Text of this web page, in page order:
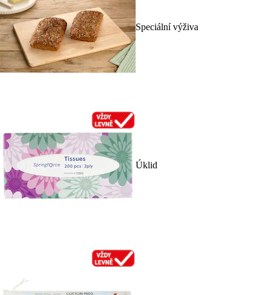
Speciální výživa
Úklid